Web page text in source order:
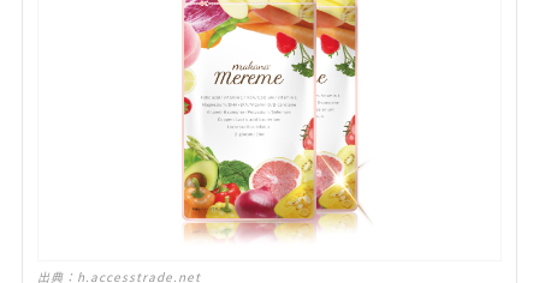
出典： h.accesstrade.net